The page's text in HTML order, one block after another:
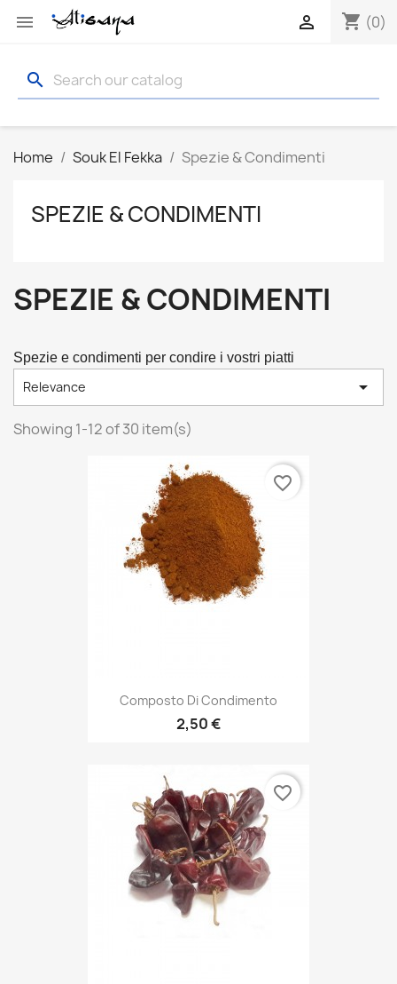
 shopping_cart (0)

search
Home Souk El Fekka Spezie & Condimenti
SPEZIE & CONDIMENTI
SPEZIE & CONDIMENTI
Spezie e condimenti per condire i vostri piatti
Relevance 
Showing 1-12 of 30 item(s)
Composto Di Condimento
2,50 €
favorite_border
favorite_border